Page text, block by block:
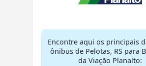
Encontre aqui os principais
ônibus de Pelotas, RS para
da Viação Planalto: